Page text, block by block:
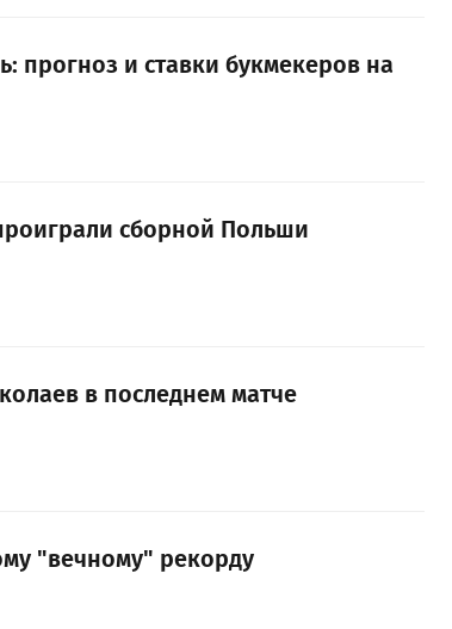
прогноз и ставки букмекеров на
сборной Польши
в последнем матче
"вечному" рекорду